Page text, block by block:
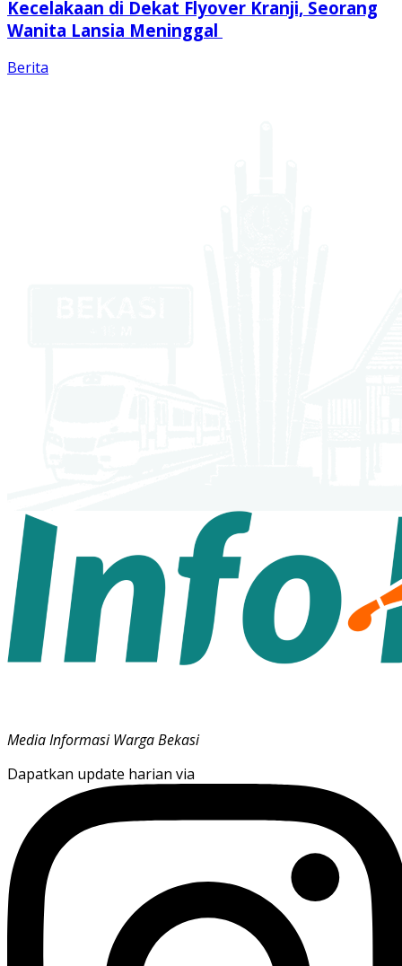
Kecelakaan di Dekat Flyover Kranji, Seorang
Wanita Lansia Meninggal
Berita
Media Informasi Warga Bekasi
Dapatkan update harian via